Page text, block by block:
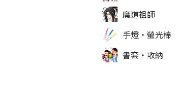
魔道祖師
手燈‧螢光棒
書套‧收納